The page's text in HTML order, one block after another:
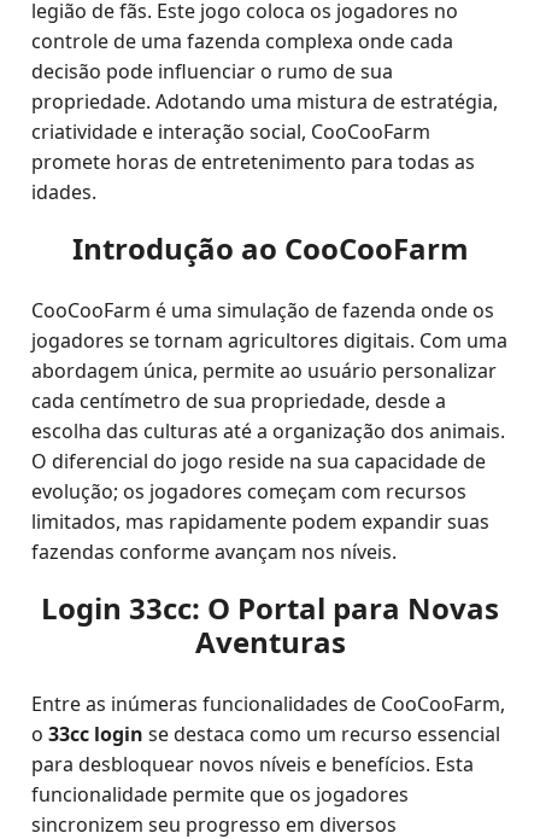
legião de fãs. Este jogo coloca os jogadores no
controle de uma fazenda complexa onde cada
decisão pode influenciar o rumo de sua
propriedade. Adotando uma mistura de estratégia,
criatividade e interação social, CooCooFarm
promete horas de entretenimento para todas as
idades.
Introdução ao CooCooFarm
CooCooFarm é uma simulação de fazenda onde os
jogadores se tornam agricultores digitais. Com uma
abordagem única, permite ao usuário personalizar
cada centímetro de sua propriedade, desde a
escolha das culturas até a organização dos animais.
O diferencial do jogo reside na sua capacidade de
evolução; os jogadores começam com recursos
limitados, mas rapidamente podem expandir suas
fazendas conforme avançam nos níveis.
Login 33cc: O Portal para Novas
Aventuras
Entre as inúmeras funcionalidades de CooCooFarm,
o33cc login se destaca como um recurso essencial
para desbloquear novos níveis e benefícios. Esta
funcionalidade permite que os jogadores
sincronizem seu progresso em diversos